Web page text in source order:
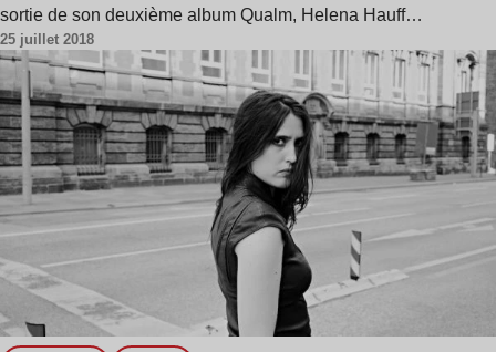
sortie de son deuxième album Qualm, Helena Hauff…
25 juillet 2018